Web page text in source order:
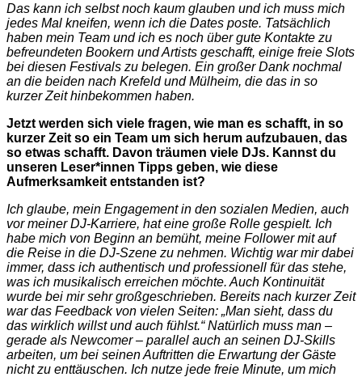
Das kann ich selbst noch kaum glauben und ich muss mich
jedes Mal kneifen, wenn ich die Dates poste. Tatsächlich
haben mein Team und ich es noch über gute Kontakte zu
befreundeten Bookern und Artists geschafft, einige freie Slots
bei diesen Festivals zu belegen. Ein großer Dank nochmal
an die beiden nach Krefeld und Mülheim, die das in so
kurzer Zeit hinbekommen haben.
Jetzt werden sich viele fragen, wie man es schafft, in so
kurzer Zeit so ein Team um sich herum aufzubauen, das
so etwas schafft. Davon träumen viele DJs. Kannst du
unseren Leser*innen Tipps geben, wie diese
Aufmerksamkeit entstanden ist?
Ich glaube, mein Engagement in den sozialen Medien, auch
vor meiner DJ-Karriere, hat eine große Rolle gespielt. Ich
habe mich von Beginn an bemüht, meine Follower mit auf
die Reise in die DJ-Szene zu nehmen. Wichtig war mir dabei
immer, dass ich authentisch und professionell für das stehe,
was ich musikalisch erreichen möchte. Auch Kontinuität
wurde bei mir sehr großgeschrieben. Bereits nach kurzer Zeit
war das Feedback von vielen Seiten: „Man sieht, dass du
das wirklich willst und auch fühlst.“ Natürlich muss man –
gerade als Newcomer – parallel auch an seinen DJ-Skills
arbeiten, um bei seinen Auftritten die Erwartung der Gäste
nicht zu enttäuschen. Ich nutze jede freie Minute, um mich